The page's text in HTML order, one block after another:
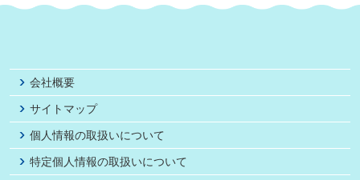
会社概要
サイトマップ
個人情報の取扱いについて
特定個人情報の取扱いについて